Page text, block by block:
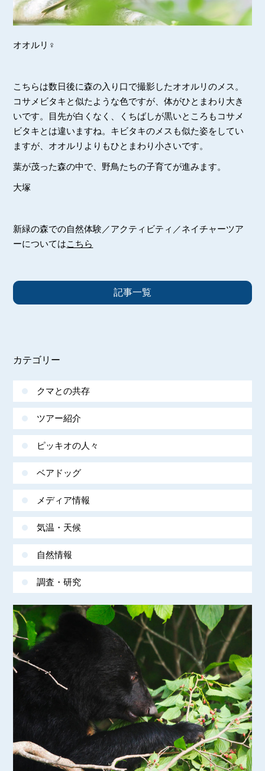
オオルリ♀
こちらは数日後に森の入り口で撮影したオオルリのメス。
コサメビタキと似たような色ですが、体がひとまわり大き
いです。目先が白くなく、くちばしが黒いところもコサメ
ビタキとは違いますね。キビタキのメスも似た姿をしてい
ますが、オオルリよりもひとまわり小さいです。
葉が茂った森の中で、野鳥たちの子育てが進みます。
大塚
新緑の森での自然体験／アクティビティ／ネイチャーツア
ーについてはこちら
記事一覧
カテゴリー
クマとの共存
ツアー紹介
ピッキオの人々
ベアドッグ
メディア情報
気温・天候
自然情報
調査・研究